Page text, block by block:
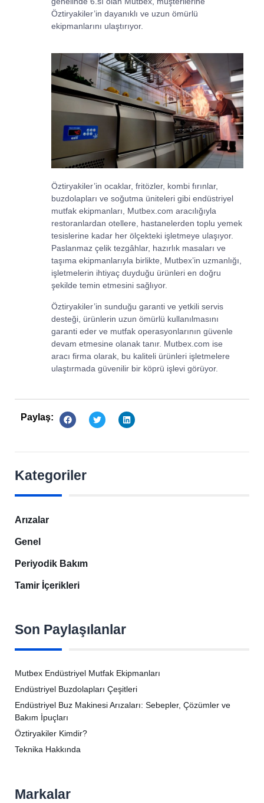
Öztiryakiler’in dayanıklı ve uzun ömürlü
ekipmanlarını ulaştırıyor.
Öztiryakiler’in ocaklar, fritözler, kombi fırınlar,
buzdolapları ve soğutma üniteleri gibi endüstriyel
mutfak ekipmanları, Mutbex.com aracılığıyla
restoranlardan otellere, hastanelerden toplu yemek
tesislerine kadar her ölçekteki işletmeye ulaşıyor.
Paslanmaz çelik tezgâhlar, hazırlık masaları ve
taşıma ekipmanlarıyla birlikte, Mutbex’in uzmanlığı,
işletmelerin ihtiyaç duyduğu ürünleri en doğru
şekilde temin etmesini sağlıyor.
Öztiryakiler’in sunduğu garanti ve yetkili servis
desteği, ürünlerin uzun ömürlü kullanılmasını
garanti eder ve mutfak operasyonlarının güvenle
devam etmesine olanak tanır. Mutbex.com ise
aracı firma olarak, bu kaliteli ürünleri işletmelere
ulaştırmada güvenilir bir köprü işlevi görüyor.
Paylaş:
Kategoriler
Arızalar
Genel
Periyodik Bakım
Tamir İçerikleri
Son Paylaşılanlar
Mutbex Endüstriyel Mutfak Ekipmanları
Endüstriyel Buzdolapları Çeşitleri
Endüstriyel Buz Makinesi Arızaları: Sebepler, Çözümler ve
Bakım İpuçları
Öztiryakiler Kimdir?
Teknika Hakkında
Markalar